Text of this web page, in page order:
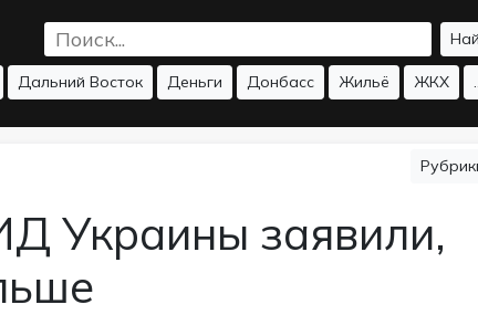
Дальний Восток Деньги Донбасс Жильё ЖКХ
Украины заявили,